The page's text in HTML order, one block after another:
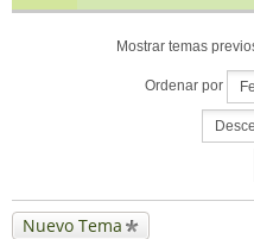
Mostrar temas
Ordenar por
Nuevo Tema